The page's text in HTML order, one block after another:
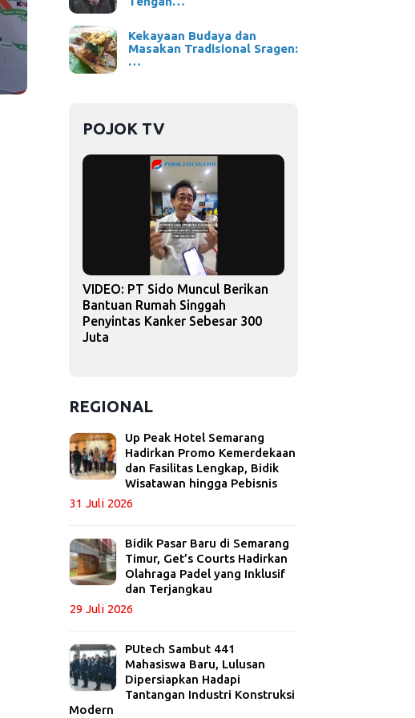
Kekayaan Budaya dan
Masakan Tradisional Sragen:
…
POJOK TV
VIDEO: PT Sido Muncul Berikan
Bantuan Rumah Singgah
Penyintas Kanker Sebesar 300
Juta
REGIONAL
Up Peak Hotel Semarang
Hadirkan Promo Kemerdekaan
dan Fasilitas Lengkap, Bidik
Wisatawan hingga Pebisnis
31 Juli 2026
Bidik Pasar Baru di Semarang
Timur, Get’s Courts Hadirkan
Olahraga Padel yang Inklusif
dan Terjangkau
29 Juli 2026
PUtech Sambut 441
Mahasiswa Baru, Lulusan
Dipersiapkan Hadapi
Tantangan Industri Konstruksi
Modern